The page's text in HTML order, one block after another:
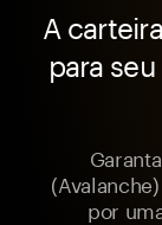
A
para
por